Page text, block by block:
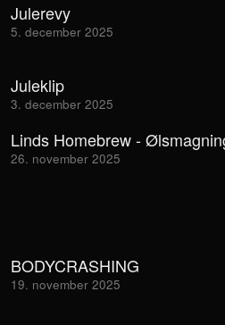
Julerevy
5. december 2025
Juleklip
3. december 2025
Linds Homebrew -
26. november 2025
BODYCRASHING
19. november 2025